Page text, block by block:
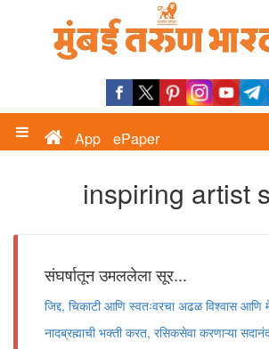
App ePaper
inspiring artist
संघर्षातून उमललेला सूर...
जिद्द, चिकाटी आणि स्वतःवरचा अढळ विश्वास आणि
नादब्रह्माची भक्ती करत, रसिकसेवा करणाऱ्या